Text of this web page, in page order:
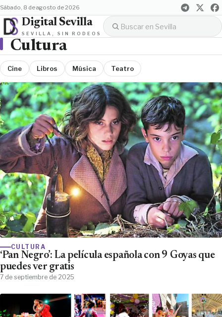
sábado, 8 de agosto de 2026
Digital Sevilla
SEVILLA, SIN RODEOS
Cultura
Cine Libros Música Teatro
CULTURA
‘Pan Negro’: La película española con 9 Goyas que
puedes ver gratis
7 de septiembre de 2025